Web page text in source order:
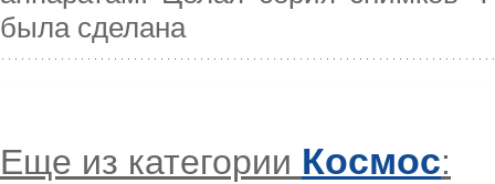
была сделана
Еще из категории Космос: